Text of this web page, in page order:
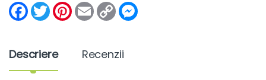
F
a
o
k
T
w
e
P
E
m
C
o
i
Descriere Recenzii